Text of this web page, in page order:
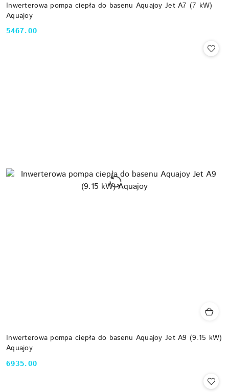
Inwerterowa pompa ciepła do basenu Aquajoy Jet A7 (7 kW)
Aquajoy
Cena:
5467.00
Inwerterowa pompa ciepła do basenu Aquajoy Jet A9 (9.15 kW)
Aquajoy
Cena:
6935.00